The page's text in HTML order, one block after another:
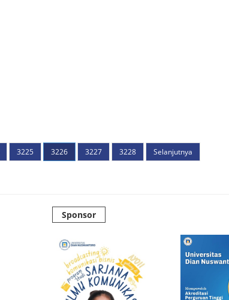
3225 3226 3227 3228 Selanjutnya
Sponsor